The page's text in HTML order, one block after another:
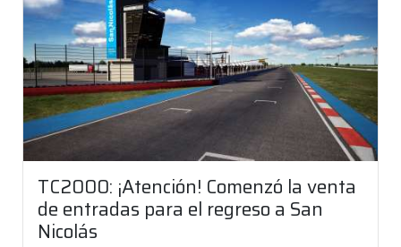
TC2000: ¡Atención! Comenzó la venta
de entradas para el regreso a San
Nicolás